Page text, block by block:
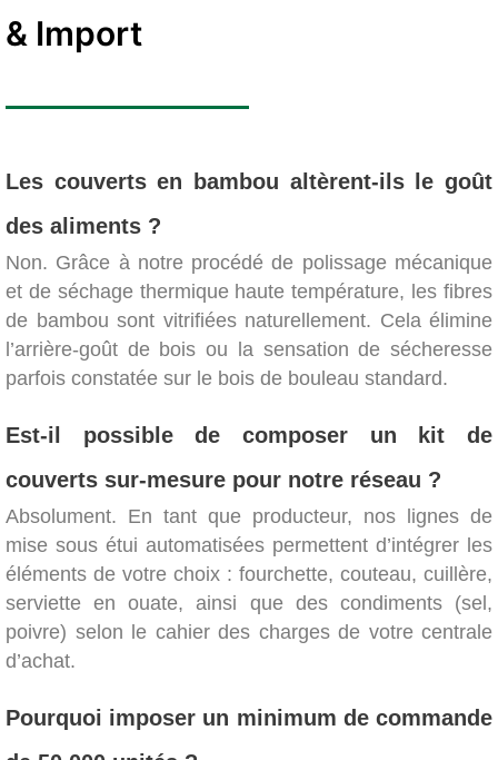
& Import
Les couverts en bambou altèrent-ils le goût
des aliments ?
Non. Grâce à notre procédé de polissage mécanique
et de séchage thermique haute température, les fibres
de bambou sont vitrifiées naturellement. Cela élimine
l’arrière-goût de bois ou la sensation de sécheresse
parfois constatée sur le bois de bouleau standard.
Est-il possible de composer un kit de
couverts sur-mesure pour notre réseau ?
Absolument. En tant que producteur, nos lignes de
mise sous étui automatisées permettent d’intégrer les
éléments de votre choix : fourchette, couteau, cuillère,
serviette en ouate, ainsi que des condiments (sel,
poivre) selon le cahier des charges de votre centrale
d’achat.
Pourquoi imposer un minimum de commande